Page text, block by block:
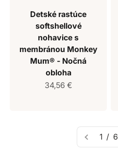
Detské rastúce
softshellové
nohavice s
membránou Monkey
Mum® - Nočná
obloha
Predajná cena
34,56 €
1 / 6